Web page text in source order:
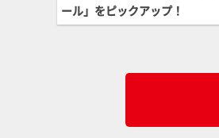
ール」をピックアップ！